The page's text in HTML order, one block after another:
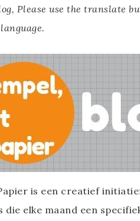
Please use the translate
is een creatief
elke maand een